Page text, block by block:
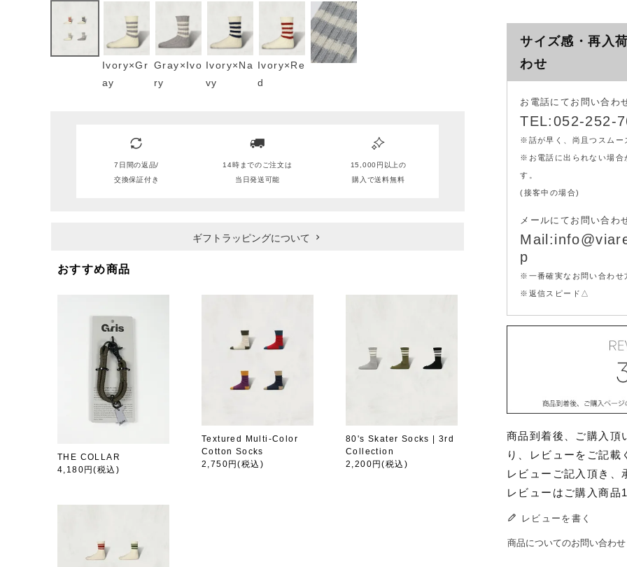
Ivory×Gr
ay
Gray×Ivo
ry
Ivory×Na
vy
Ivory×Re
d
7日間の返品/
交換保証付き
14時までのご注文は
当日発送可能
15,000円以上の
購入で送料無料
ギフトラッピングについて
おすすめ商品
THE COLLAR
4,180円(税込)
Textured Multi-Color
Cotton Socks
2,750円(税込)
80's Skater Socks | 3rd
Collection
2,200円(税込)
サイズ感・再入
わせ
お電話にてお問い合わ
TEL:052-252-
※話が早く、尚且つスムー
※お電話に出られない場合
す。
(接客中の場合)
メールにてお問い合わ
p
※一番確実なお問い合わせ
※返信スピード△
商品到着後、ご購入頂
り、レビューをご記載
レビューご記入頂き、
レビューはご購入商品
レビューを書く
商品についてのお問い合わせ